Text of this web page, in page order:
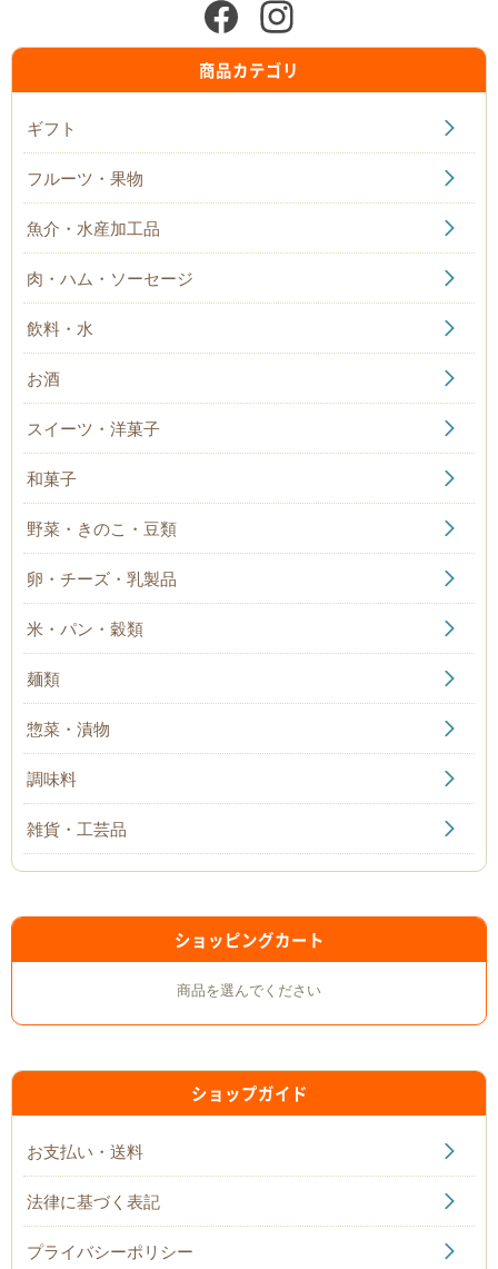
商品カテゴリ
ギフト
フルーツ・果物
魚介・水産加工品
肉・ハム・ソーセージ
飲料・水
お酒
スイーツ・洋菓子
和菓子
野菜・きのこ・豆類
卵・チーズ・乳製品
米・パン・穀類
麺類
惣菜・漬物
調味料
雑貨・工芸品
ショッピングカート
商品を選んでください
ショップガイド
お支払い・送料
法律に基づく表記
プライバシーポリシー